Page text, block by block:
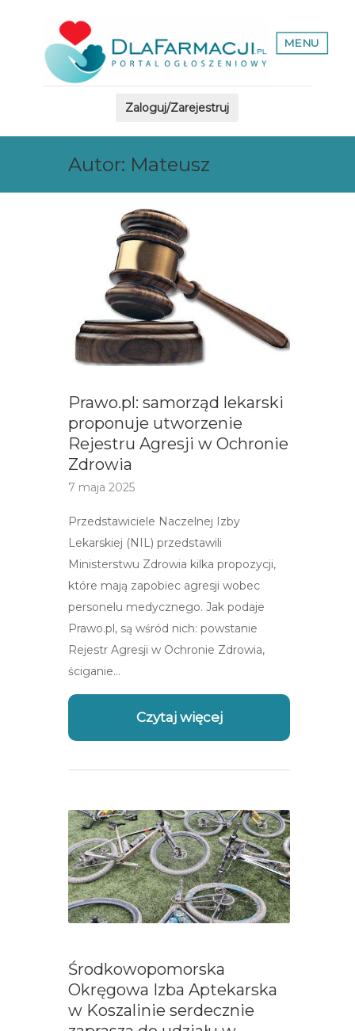
MENU
Zaloguj/Zarejestruj
Autor: Mateusz
Prawo.pl: samorząd lekarski
proponuje utworzenie
Rejestru Agresji w Ochronie
Zdrowia
7 maja 2025
Przedstawiciele Naczelnej Izby
Lekarskiej (NIL) przedstawili
Ministerstwu Zdrowia kilka propozycji,
które mają zapobiec agresji wobec
personelu medycznego. Jak podaje
Prawo.pl, są wśród nich: powstanie
Rejestr Agresji w Ochronie Zdrowia,
ściganie…
Czytaj więcej
Środkowopomorska
Okręgowa Izba Aptekarska
w Koszalinie serdecznie